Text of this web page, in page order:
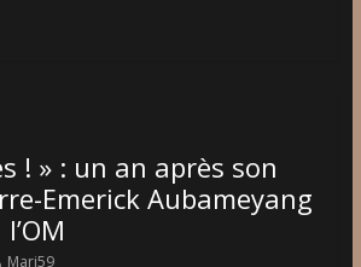
! » : un an après son
Emerick Aubameyang
Mari59